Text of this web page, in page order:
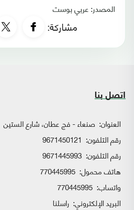
المصدر: عربي بوست
مشاركة:
اتصل بنا
العنوان: صنعاء - فج عطان، شارع الستين
رقم التلفون: 9671450121
رقم التلفون: 9671445993
هاتف محمول: 770445995
واتساب:
البريد الإلكتروني: راسلنا